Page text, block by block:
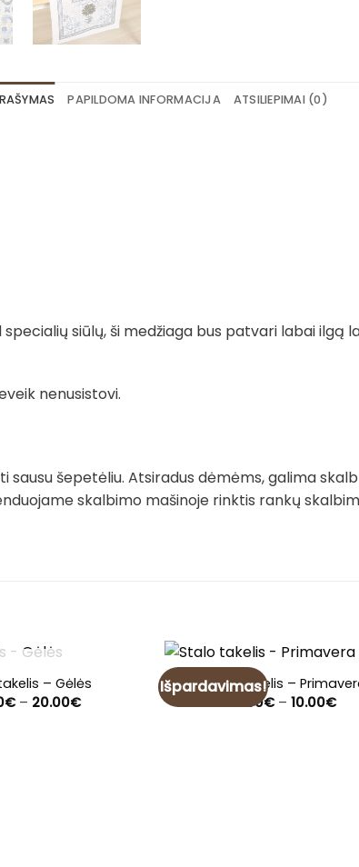
PAPILDOMA INFORMACIJA ATSILIEPIMAI (0)
siūlų, ši medžiaga bus patvari labai ilgą
nenusistovi.
šepetėliu. Atsiradus dėmėms, galima
skalbimo mašinoje rinktis rankų
– Gėlės
€ – 20.00€Price
Išpardavimas!
Stalo takelis –
8.00€ – 10.00€